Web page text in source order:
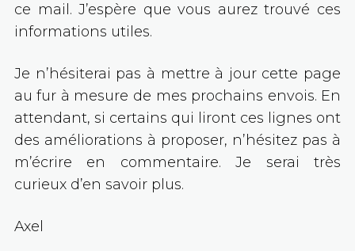
ce mail. J’espère que vous aurez trouvé ces
informations utiles.
Je n’hésiterai pas à mettre à jour cette page
au fur à mesure de mes prochains envois. En
attendant, si certains qui liront ces lignes ont
des améliorations à proposer, n’hésitez pas à
m’écrire en commentaire. Je serai très
curieux d’en savoir plus.
Axel